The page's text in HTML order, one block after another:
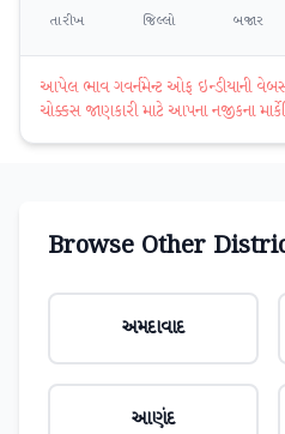
તારીખ જિલ્લો બજાર
આપેલ ભાવ ગવર્નમેન્ટ ઓફ ઇન્ડીયાની
ચોક્કસ જાણકારી માટે આપના નજીકના
Browse Other
અમદાવાદ
આણંદ